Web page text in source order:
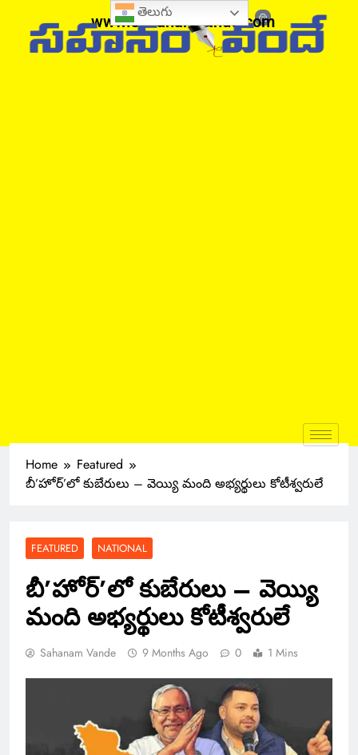
www.sahanamvande.com
Home
Featured
బీ’హోర్’లో కుబేరులు – వెయ్యి మంది అభ్యర్థులు కోటీశ్వరులే
FEATURED NATIONAL
బీ’హోర్’లో కుబేరులు – వెయ్యి
మంది అభ్యర్థులు కోటీశ్వరులే
Sahanam Vande 9 Months Ago 0 1 Mins
తెలుగు